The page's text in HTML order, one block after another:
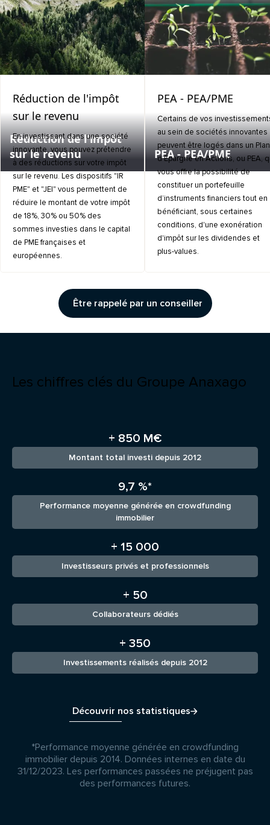
Réduction de l'impôt
sur le revenu
Réduction de l'impôt
sur le revenu
En investissant dans une société
innovante, vous pouvez prétendre
à des réductions sur votre impôt
sur le revenu. Les dispositifs "IR
PME" et "JEI" vous permettent de
réduire le montant de votre impôt
de 18%, 30% ou 50% des
sommes investies dans le capital
de PME françaises et
européennes.
PEA - PEA/PME
PEA - PEA/PME
Certains de vos
au sein de sociétés innovantes
peuvent être logés dans un Plan
d’Épargne en Actions, ou PEA,
vous offre la possibilité de
constituer un portefeuille
d’instruments financiers tout en
bénéficiant, sous certaines
conditions, d'une exonération
d'impôt sur les dividendes et
plus-values.
Être rappelé par un conseiller
Les chiffres clés du Groupe Anaxago
+ 850 M€
Montant total investi depuis 2012
9,7 %*
Performance moyenne générée en crowdfunding
immobilier
+ 15 000
Investisseurs privés et professionnels
+ 50
Collaborateurs dédiés
+ 350
Investissements réalisés depuis 2012
Découvrir nos statistiques
*Performance moyenne générée en crowdfunding
immobilier depuis 2014. Données internes en date du
31/12/2023. Les performances passées ne préjugent pas
des performances futures.